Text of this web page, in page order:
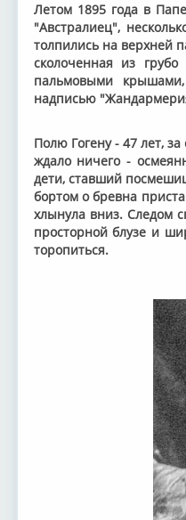
Летом 1895 года в
"Австралиец",
толпились на верхней
сколоченная из
пальмовыми
надписью
Полю Гогену - 47 лет,
ждало ничего -
дети, ставший
бортом о бревна
хлынула вниз. Следом
просторной блузе и
торопиться.